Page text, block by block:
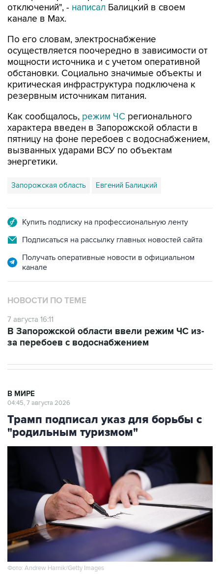
отключений", - написал Балицкий в своем
канале в Max.
По его словам, электроснабжение
осуществляется поочередно в зависимости от
мощности источника и с учетом оперативной
обстановки. Социально значимые объекты и
критическая инфраструктура подключена к
резервным источникам питания.
Как сообщалось, режим ЧС регионального
характера введен в Запорожской области в
пятницу на фоне перебоев с водоснабжением,
вызванных ударами ВСУ по объектам
энергетики.
Запорожская область Евгений Балицкий
Купить подписку на профессиональную ленту
Подписаться на рассылку главных новостей сайта
Получать оперативные новости в официальном
канале
НОВОСТИ ПО ТЕМЕ
7 августа 16:11
В Запорожской области ввели режим ЧС из-
за перебоев с водоснабжением
В МИРЕ
04:45, 7 августа 2026
Трамп подписал указ для борьбы с
"родильным туризмом"
Фото: Andrew Harnik/Getty Images